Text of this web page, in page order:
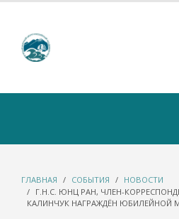
ГЛАВНАЯ СОБЫТИЯ
НОВОСТИ
Г.Н.С. ЮНЦ РАН, ЧЛЕН-
КАЛИНЧУК НАГРАЖДЁН ЮБИЛЕЙНОЙ